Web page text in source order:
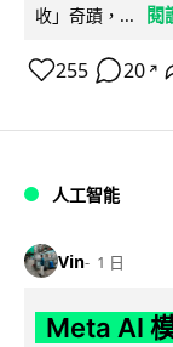
收」奇蹟，...
閱
255 20 ↗
人工智能
Vin 1 日
Meta AI